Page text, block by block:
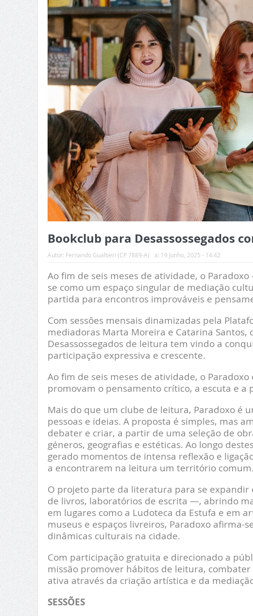
Bookclub para Desassossegados
Autor: Fernando Gualtieri (CP 7889-A) a: 19 Junho, 2025 - 14:42
Ao fim de seis meses de atividade, o
se como um espaço singular de mediação
partida para encontros improváveis e
Com sessões mensais dinamizadas pela
mediadoras Marta Moreira e Catarina Santos,
Desassossegados de leitura tem vindo a
participação expressiva e crescente.
Ao fim de seis meses de atividade, o
promovam o pensamento crítico, a escuta e
Mais do que um clube de leitura, Paradoxo é
pessoas e ideias. A proposta é simples, mas
debater e criar, a partir de uma seleção de
géneros, geografias e estéticas. Ao longo
gerado momentos de intensa reflexão e
a encontrarem na leitura um território comum.
O projeto parte da literatura para se
de livros, laboratórios de escrita —, abrindo
em lugares como a Ludoteca da Estufa e em
museus e espaços livreiros, Paradoxo afirma-
dinâmicas culturais na cidade.
Com participação gratuita e direcionado a
missão promover hábitos de leitura,
ativa através da criação artística e da
SESSÕES